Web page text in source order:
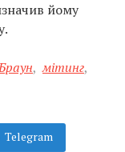
йому
, мітинг,
Telegram